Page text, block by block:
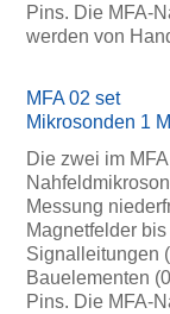
Pins. Die MFA-
werden von
MFA 02 set
Mikrosonden 1
Die zwei im
Messung
Magnetfelder
Signalleitungen
Bauelementen
Pins. Die MFA-